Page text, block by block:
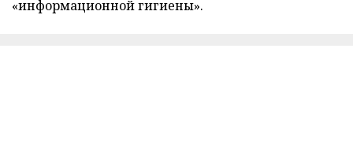
«информационной гигиены».